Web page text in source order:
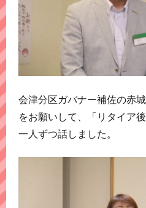
会津分区ガバナー補佐の赤
をお願いして、「リタイア
一人ずつ話しました。